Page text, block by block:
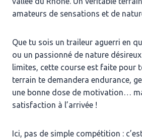
amateurs de sensations et de
Que tu sois un traileur aguerri en
ou un passionné de nature
limites, cette course est faite pour
terrain te demandera endurance,
une bonne dose de motivation…
satisfaction à l’arrivée !
Ici, pas de simple compétition :